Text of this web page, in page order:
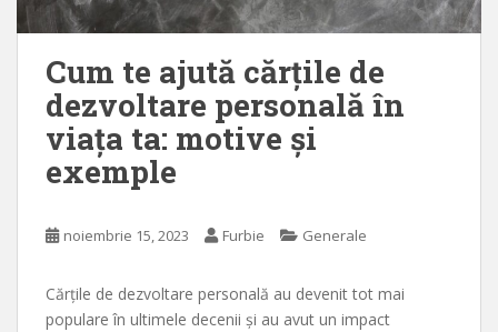
Cum te ajută cărțile de
dezvoltare personală în
viața ta: motive și
exemple
noiembrie 15, 2023 Furbie Generale
Cărțile de dezvoltare personală au devenit tot mai
populare în ultimele decenii și au avut un impact